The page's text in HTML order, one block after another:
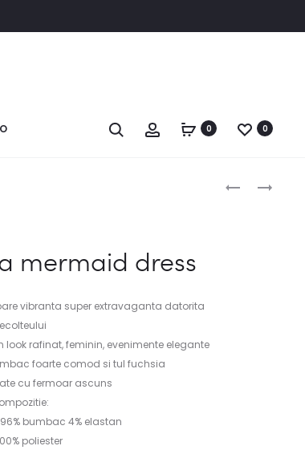
Search Account0 0
ROCHIE
ROCHIE
mermaid dress
vibranta super extravaganta datorita
rafinat, feminin, evenimente elegante
foarte comod si tul fuchsia
cu fermoar ascuns
bumbac 4% elastan
poliester